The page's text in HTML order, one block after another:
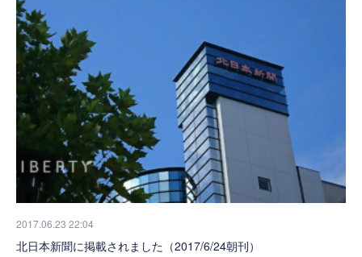
2017.06.23 22:04
北日本新聞に掲載されました（2017/6/24朝刊）